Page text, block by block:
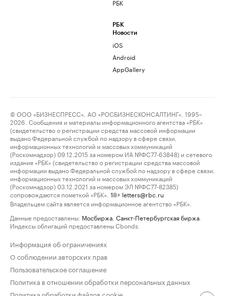
РБК
РБК
Новости
iOS
Android
AppGallery
© ООО «БИЗНЕСПРЕСС», АО «РОСБИЗНЕСКОНСАЛТИНГ», 1995–
2026. Сообщения и материалы информационного агентства «РБК»
(свидетельство о регистрации средства массовой информации
выдано Федеральной службой по надзору в сфере связи,
информационных технологий и массовых коммуникаций
(Роскомнадзор) 09.12.2015 за номером ИА №ФС77-63848) и сетевого
издания «РБК» (свидетельство о регистрации средства массовой
информации выдано Федеральной службой по надзору в сфере связи,
информационных технологий и массовых коммуникаций
(Роскомнадзор) 03.12.2021 за номером ЭЛ №ФС77-82385)
сопровождаются пометкой «РБК».
18+ letters@rbc.ru
Владельцем сайта является информационное агентство «РБК».
Данные предоставлены: Мосбиржа Санкт-Петербургская биржа
Индексы облигаций предоставлены Cbonds.
Информация об ограничениях
О соблюдении авторских прав
Пользовательское соглашение
Политика в отношении обработки персональных данных
Политика обработки файлов cookie